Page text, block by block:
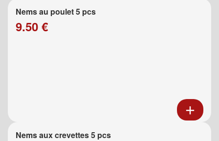
Nems au poulet 5 pcs
9.50 €
Nems aux crevettes 5 pcs